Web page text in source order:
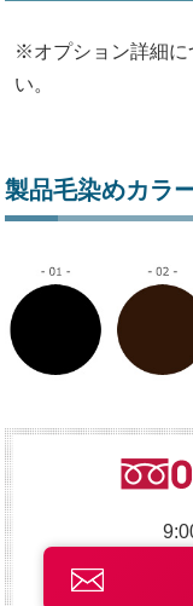
※オプション詳細に
い。
製品毛染めカラ